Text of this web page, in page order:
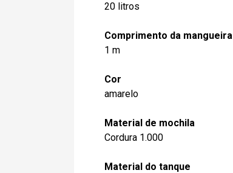
20 litros
Comprimento da mangueira
1 m
Cor
amarelo
Material de mochila
Cordura 1.000
Material do tanque